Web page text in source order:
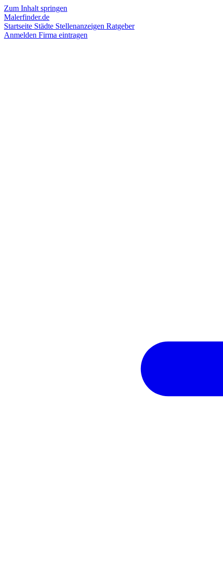
Zum Inhalt springen
Malerfinder.de
Startseite Städte Stellenanzeigen Ratgeber
Anmelden Firma eintragen